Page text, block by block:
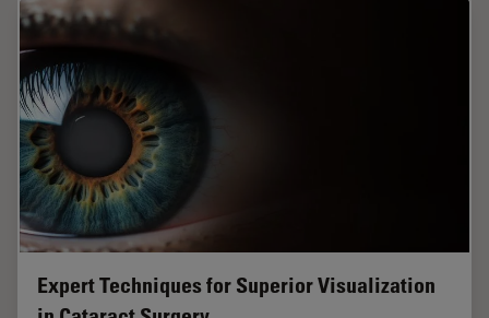
Expert Techniques for Superior Visualization